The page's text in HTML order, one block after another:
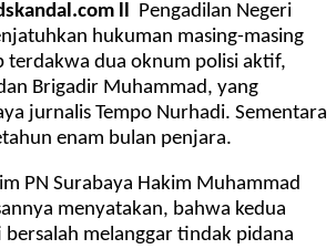
ll Pengadilan Negeri
hukuman masing-masing
terdakwa dua oknum polisi aktif,
Brigadir Muhammad, yang
jurnalis Tempo Nurhadi. Sementara
enam bulan penjara.
PN Surabaya Hakim Muhammad
menyatakan, bahwa kedua
melanggar tindak pidana